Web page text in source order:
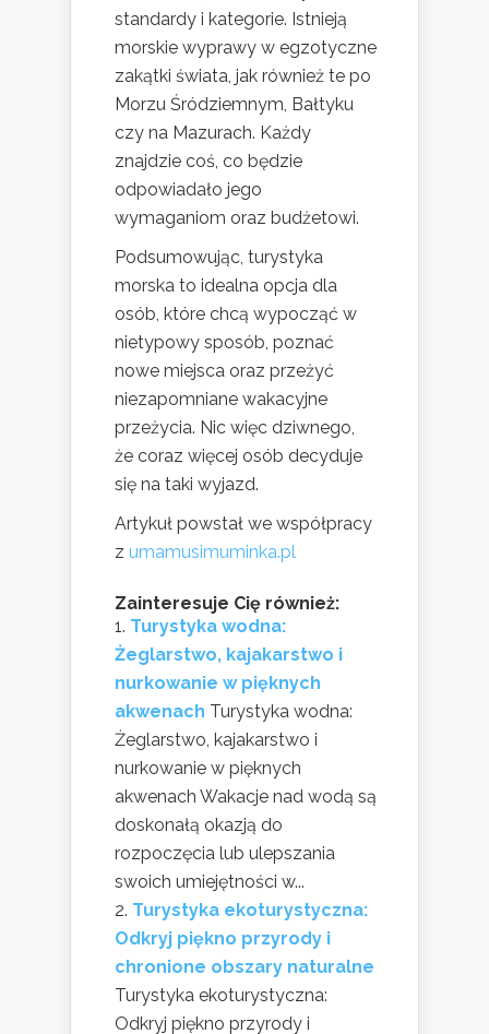
standardy i kategorie. Istnieją
morskie wyprawy w egzotyczne
zakątki świata, jak również te po
Morzu Śródziemnym, Bałtyku
czy na Mazurach. Każdy
znajdzie coś, co będzie
odpowiadało jego
wymaganiom oraz budżetowi.
Podsumowując, turystyka
morska to idealna opcja dla
osób, które chcą wypocząć w
nietypowy sposób, poznać
nowe miejsca oraz przeżyć
niezapomniane wakacyjne
przeżycia. Nic więc dziwnego,
że coraz więcej osób decyduje
się na taki wyjazd.
Artykuł powstał we współpracy
z umamusimuminka.pl
Zainteresuje Cię również:
Turystyka wodna:
Żeglarstwo, kajakarstwo i
nurkowanie w pięknych
akwenach Turystyka wodna:
Żeglarstwo, kajakarstwo i
nurkowanie w pięknych
akwenach Wakacje nad wodą są
doskonałą okazją do
rozpoczęcia lub ulepszania
swoich umiejętności w...
Turystyka ekoturystyczna:
Odkryj piękno przyrody i
chronione obszary naturalne
Turystyka ekoturystyczna:
Odkryj piękno przyrody i